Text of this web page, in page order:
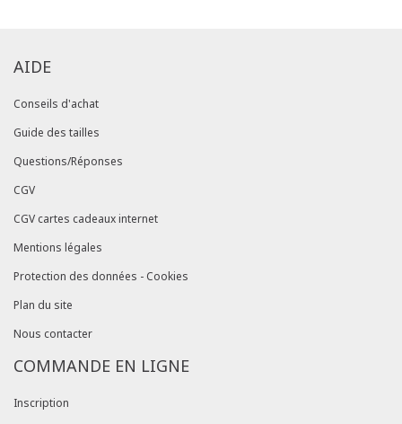
AIDE
Conseils d'achat
Guide des tailles
Questions/Réponses
CGV
CGV cartes cadeaux internet
Mentions légales
Protection des données - Cookies
Plan du site
Nous contacter
COMMANDE EN LIGNE
Inscription